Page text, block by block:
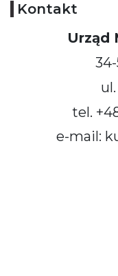
Kontakt
Urząd
tel.
e-mail: